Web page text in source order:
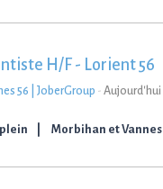
H/F - Lorient 56
56 | JoberGroup - Aujourd'hui
Morbihan et Vannes